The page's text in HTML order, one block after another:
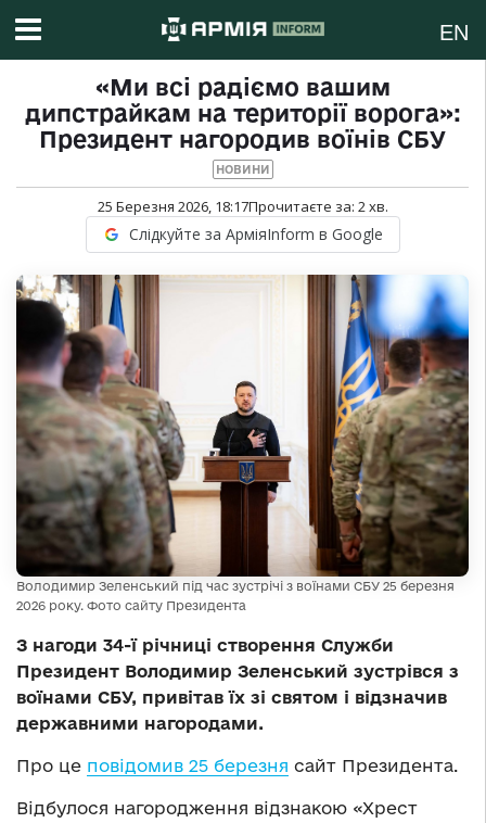
EN
«Ми всі радіємо вашим
дипстрайкам на території ворога»:
Президент нагородив воїнів СБУ
НОВИНИ
25 Березня 2026, 18:17Прочитаєте за: 2хв.
Слідкуйте за АрміяInform в Google
Володимир Зеленський під час зустрічі з воїнами СБУ 25 березня
2026 року. Фото сайту Президента
З нагоди 34-ї річниці створення Служби
Президент Володимир Зеленський зустрівся з
воїнами СБУ, привітав їх зі святом і відзначив
державними нагородами.
Про це повідомив 25 березня сайт Президента.
Відбулося нагородження відзнакою «Хрест